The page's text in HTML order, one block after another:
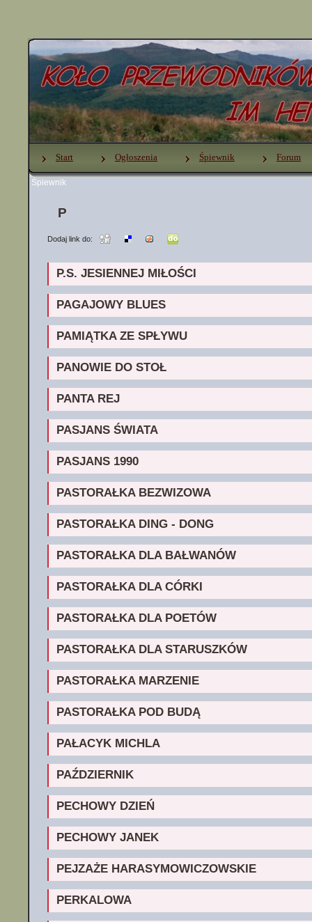
Śpiewnik
Start Ogłoszenia Śpiewnik Forum
Dodaj link do:
P.S. JESIENNEJ MIŁOŚCI
PAGAJOWY BLUES
PAMIĄTKA ZE SPŁYWU
PANOWIE DO STOŁ
PANTA REJ
PASJANS ŚWIATA
PASJANS 1990
PASTORAŁKA BEZWIZOWA
PASTORAŁKA DING - DONG
PASTORAŁKA DLA BAŁWANÓW
PASTORAŁKA DLA CÓRKI
PASTORAŁKA DLA POETÓW
PASTORAŁKA DLA STARUSZKÓW
PASTORAŁKA MARZENIE
PASTORAŁKA POD BUDĄ
PAŁACYK MICHLA
PAŹDZIERNIK
PECHOWY DZIEŃ
PECHOWY JANEK
PEJZAŻE HARASYMOWICZOWSKIE
PERKALOWA